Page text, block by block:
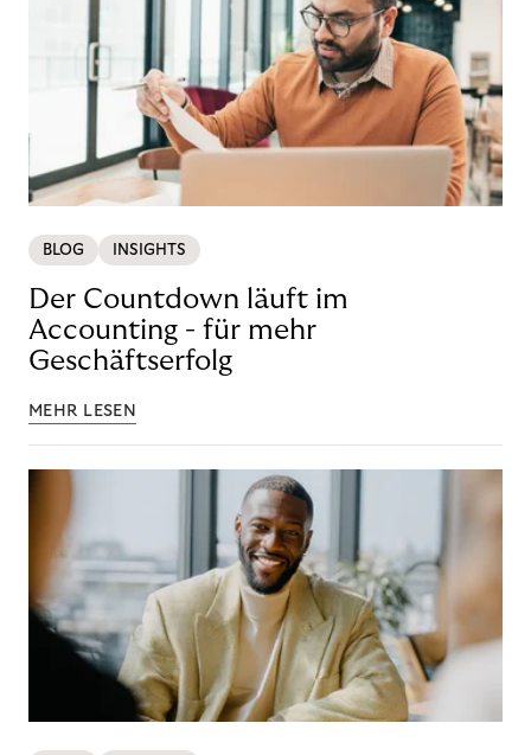
BLOG INSIGHTS
Der Countdown läuft im
Accounting - für mehr
Geschäftserfolg
MEHR LESEN